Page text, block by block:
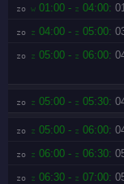
zo w 01:00 - z 04:00:
zo z 04:00 - z 05:00:
zo z 05:00 - z 06:00:
zo z 05:00 - z 05:30:
zo z 05:00 - z 06:00:
zo z 06:00 - z 06:30:
zo z 06:30 - z 07:00: